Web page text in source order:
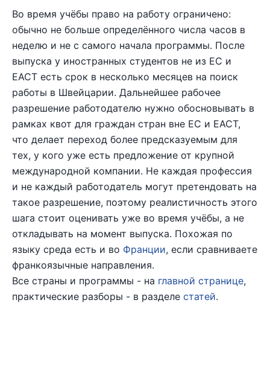
Во время учёбы право на работу ограничено:
обычно не больше определённого числа часов в
неделю и не с самого начала программы. После
выпуска у иностранных студентов не из ЕС и
ЕАСТ есть срок в несколько месяцев на поиск
работы в Швейцарии. Дальнейшее рабочее
разрешение работодателю нужно обосновывать в
рамках квот для граждан стран вне ЕС и ЕАСТ,
что делает переход более предсказуемым для
тех, у кого уже есть предложение от крупной
международной компании. Не каждая профессия
и не каждый работодатель могут претендовать на
такое разрешение, поэтому реалистичность этого
шага стоит оценивать уже во время учёбы, а не
откладывать на момент выпуска. Похожая по
языку среда есть и во Франции, если сравниваете
франкоязычные направления.
Все страны и программы - на главной странице,
практические разборы - в разделе статей.